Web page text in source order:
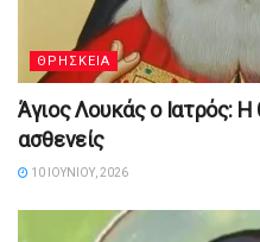
ΘΡΗΣΚΕΙΑ
Άγιος Λουκάς ο Ιατρός:
ασθενείς
10 ΙΟΥΝΊΟΥ, 2026